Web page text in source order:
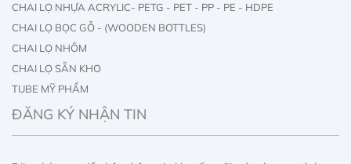
CHAI LỌ NHỰA ACRYLIC- PETG - PET - PP - PE - HDPE
CHAI LỌ BỌC GỖ - (WOODEN BOTTLES)
CHAI LỌ NHÔM
CHAI LỌ SẴN KHO
TUBE MỸ PHẨM
IN ẤN CHAI LỌ
ĐĂNG KÝ NHẬN TIN